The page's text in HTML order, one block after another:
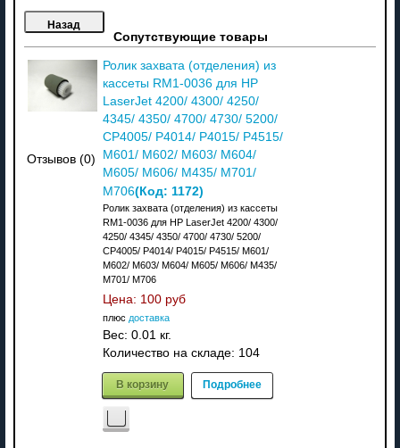
Сопутствующие товары
Отзывов (0)
Ролик захвата (отделения) из
кассеты RM1-0036 для HP
LaserJet 4200/ 4300/ 4250/
4345/ 4350/ 4700/ 4730/ 5200/
CP4005/ P4014/ P4015/ P4515/
M601/ M602/ M603/ M604/
M605/ M606/ M435/ M701/
M706(Код: 1172)
Ролик захвата (отделения) из кассеты
RM1-0036 для HP LaserJet 4200/ 4300/
4250/ 4345/ 4350/ 4700/ 4730/ 5200/
CP4005/ P4014/ P4015/ P4515/ M601/
M602/ M603/ M604/ M605/ M606/ M435/
M701/ M706
Цена: 100 руб
плюс доставка
Вес: 0.01 кг.
Количество на складе: 104
В корзину Подробнее